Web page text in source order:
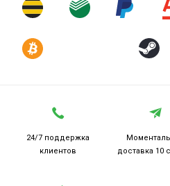
24/7 поддержка
клиентов
доставка 10